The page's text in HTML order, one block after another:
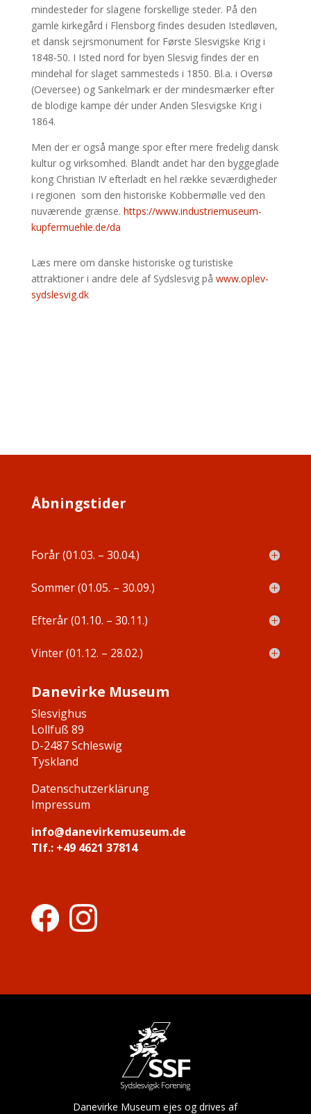
mindesteder for slagene forskellige steder. På den
gamle kirkegård i Flensborg findes desuden Istedløven,
et dansk sejrsmonument for Første Slesvigske Krig i
1848-50. I Isted nord for byen Slesvig findes der en
mindehal for slaget sammesteds i 1850. Bl.a. i Oversø
(Oeversee) og Sankelmark er der mindesmærker efter
de blodige kampe dér under Anden Slesvigske Krig i
1864.
Men der er også mange spor efter mere fredelig dansk
kultur og virksomhed. Blandt andet har den byggeglade
kong Christian IV efterladt en hel række seværdigheder
i regionen som den historiske Kobbermølle ved den
nuværende grænse. https://www.industriemuseum-
kupfermuehle.de/da
Læs mere om danske historiske og turistiske
attraktioner i andre dele af Sydslesvig på www.oplev-
sydslesvig.dk
Åbningstider
Forår (01.03. – 30.04.)
Sommer (01.05. – 30.09.)
Efterår (01.10. – 30.11.)
Vinter (01.12. – 28.02.)
Danevirke Museum
Slesvighus
Lollfuß 89
D-2487 Schleswig
Tyskland
Datenschutzerklärung
Impressum
info@danevirkemuseum.de
Tlf.: +49 4621 37814
Danevirke Museum ejes og drives af